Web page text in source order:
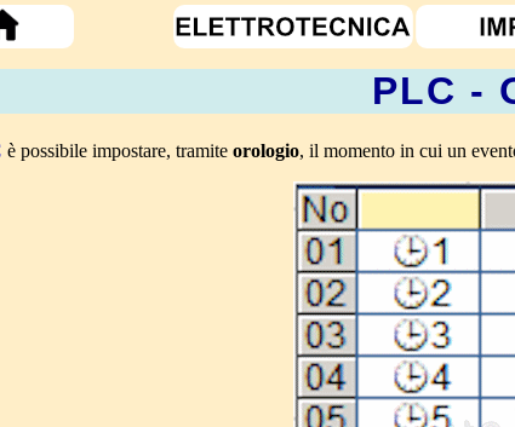
PLC -
è possibile impostare, tramite orologio, il momento in cui un